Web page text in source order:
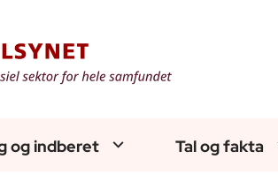
og indberet Tal og fakta